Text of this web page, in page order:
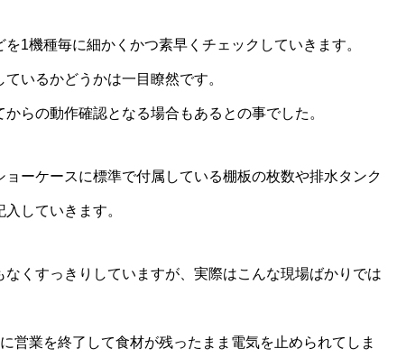
1機種毎に細かくかつ素早くチェックしていきます。
いるかどうかは一目瞭然です。
らの動作確認となる場合もあるとの事でした。
ーケースに標準で付属している棚板の枚数や排水タンク
していきます。
くすっきりしていますが、実際はこんな現場ばかりでは
営業を終了して食材が残ったまま電気を止められてしま